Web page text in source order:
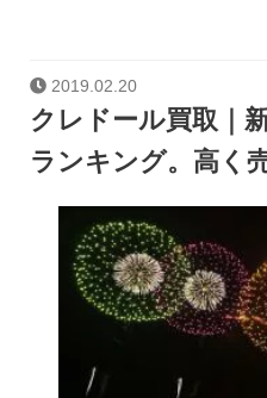
2019.02.20
クレドール買取｜
ランキング。高く